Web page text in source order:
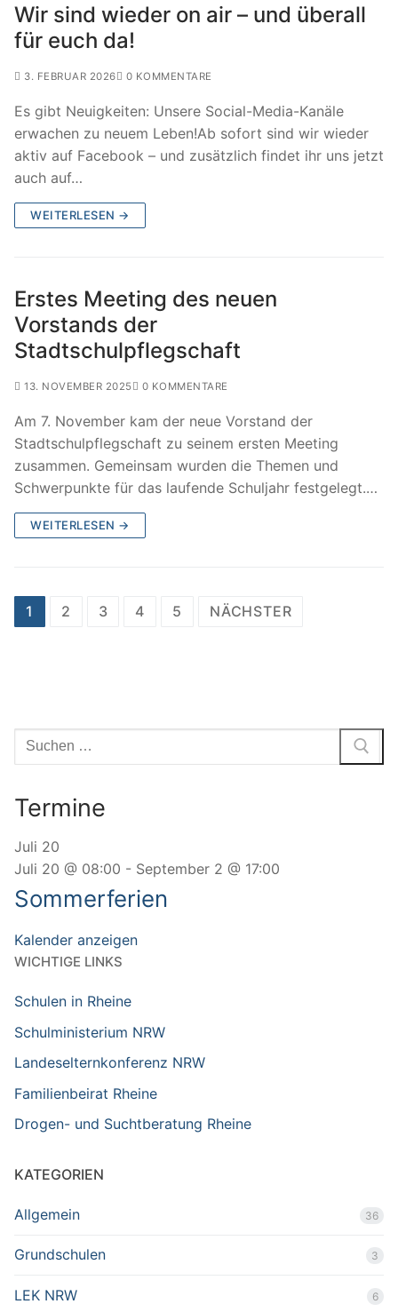
Wir sind wieder on air – und überall
für euch da!
3. FEBRUAR 2026 0 KOMMENTARE
Es gibt Neuigkeiten: Unsere Social-Media-Kanäle
erwachen zu neuem Leben!Ab sofort sind wir wieder
aktiv auf Facebook – und zusätzlich findet ihr uns jetzt
auch auf…
WEITERLESEN →
Erstes Meeting des neuen
Vorstands der
Stadtschulpflegschaft
13. NOVEMBER 2025 0 KOMMENTARE
Am 7. November kam der neue Vorstand der
Stadtschulpflegschaft zu seinem ersten Meeting
zusammen. Gemeinsam wurden die Themen und
Schwerpunkte für das laufende Schuljahr festgelegt.…
WEITERLESEN →
Seitennummerierung
1 2 3 4 5 NÄCHSTER
Suchen
nach:
Termine
Juli 20
Juli 20 @ 08:00 - September 2 @ 17:00
Sommerferien
Kalender anzeigen
WICHTIGE LINKS
Schulen in Rheine
Schulministerium NRW
Landeselternkonferenz NRW
Familienbeirat Rheine
Drogen- und Suchtberatung Rheine
KATEGORIEN
Allgemein 36
Grundschulen 3
LEK NRW 6